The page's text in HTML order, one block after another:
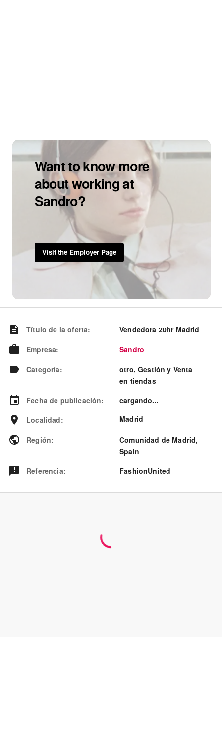
Want to know more
about working at
Sandro?
Visit the Employer Page
Título de la oferta:
Vendedora 20hr Madrid
Empresa:
Sandro
Categoría:
otro, Gestión y Venta
en tiendas
Fecha de publicación:
cargando...
Localidad: Madrid
Región: Comunidad de Madrid,
Spain
Referencia: FashionUnited